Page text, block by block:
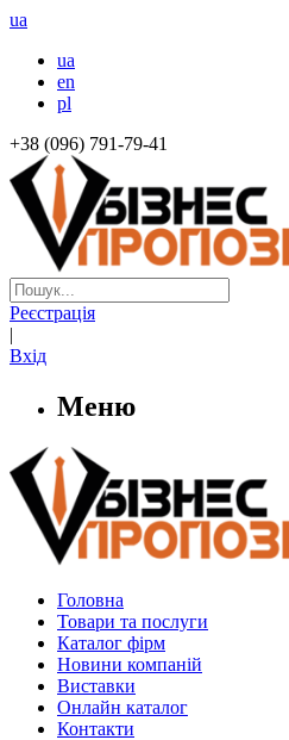
ua
ua
en
pl
+38 (096) 791-79-41
Реєстрація
|
Вхід
Меню
Головна
Товари та послуги
Каталог фірм
Новини компаній
Виставки
Онлайн каталог
Контакти